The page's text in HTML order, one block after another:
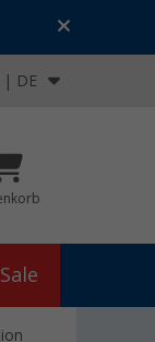
| DE
Sale